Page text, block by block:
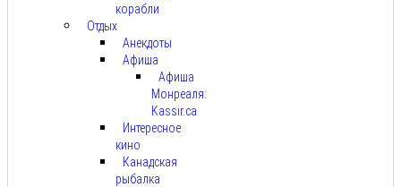
корабли
Отдых
Анекдоты
Афиша
Афиша
Монреаля:
Kassir.ca
Интересное
кино
Канадская
рыбалка